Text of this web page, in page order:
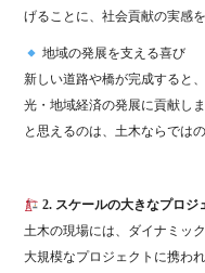
げることに、社会貢献の実感を
地域の発展を支える喜び
新しい道路や橋が完成すると
光・地域経済の発展に貢献し
と思えるのは、土木ならでは
2. スケールの大きなプロジ
土木の現場には、ダイナミッ
大規模なプロジェクトに携わ